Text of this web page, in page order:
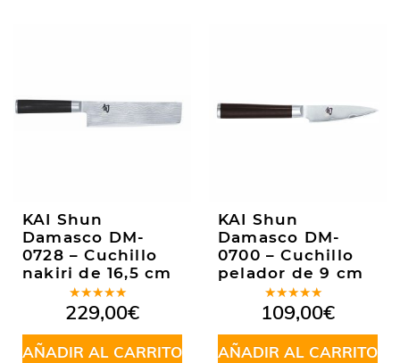
KAI Shun
Damasco DM-
0728 – Cuchillo
nakiri de 16,5 cm
Valorado
en5.00de
5
229,00€
AÑADIR AL CARRITO
KAI Shun
Damasco DM-
0700 – Cuchillo
pelador de 9 cm
Valorado
en5.00de
5
109,00€
AÑADIR AL CARRITO